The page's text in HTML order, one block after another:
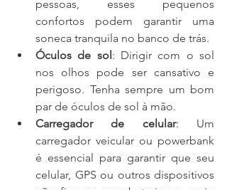
pessoas, esses pequenos
confortos podem garantir uma
soneca tranquila no banco de trás.
Óculos de sol: Dirigir com o sol
nos olhos pode ser cansativo e
perigoso. Tenha sempre um bom
par de óculos de sol à mão.
Carregador de celular: Um
carregador veicular ou powerbank
é essencial para garantir que seu
celular, GPS ou outros dispositivos